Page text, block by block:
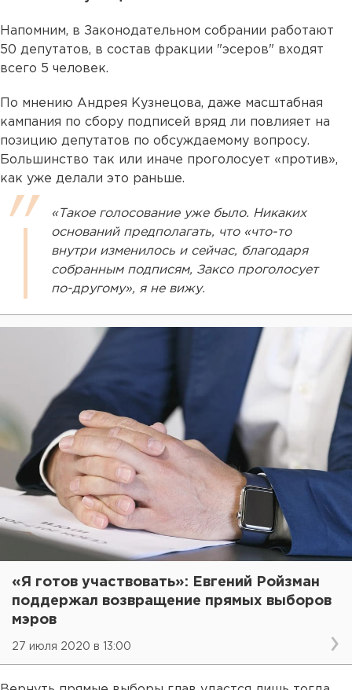
Напомним, в Законодательном собрании работают
50 депутатов, в состав фракции "эсеров" входят
всего 5 человек.
По мнению Андрея Кузнецова, даже масштабная
кампания по сбору подписей вряд ли повлияет на
позицию депутатов по обсуждаемому вопросу.
Большинство так или иначе проголосует «против»,
как уже делали это раньше.
«Такое голосование уже было. Никаких
оснований предполагать, что «что-то
внутри изменилось и сейчас, благодаря
собранным подписям, Заксо проголосует
по-другому», я не вижу.
«Я готов участвовать»: Евгений Ройзман
поддержал возвращение прямых выборов
мэров
27 июля 2020 в 13:00